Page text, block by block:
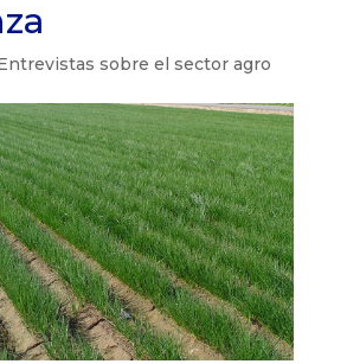
sobre el sector agro